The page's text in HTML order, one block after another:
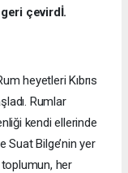
çevirdİ.
heyetleri Kıbrıs
Rumlar
kendi ellerinde
Suat Bilge’nin yer
toplumun, her